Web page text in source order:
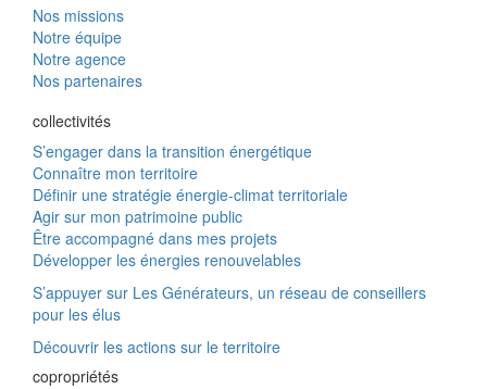
Nos missions
Notre équipe
Notre agence
Nos partenaires
collectivités
S’engager dans la transition énergétique
Connaître mon territoire
Définir une stratégie énergie-climat territoriale
Agir sur mon patrimoine public
Être accompagné dans mes projets
Développer les énergies renouvelables
S’appuyer sur Les Générateurs, un réseau de conseillers
pour les élus
Découvrir les actions sur le territoire
copropriétés